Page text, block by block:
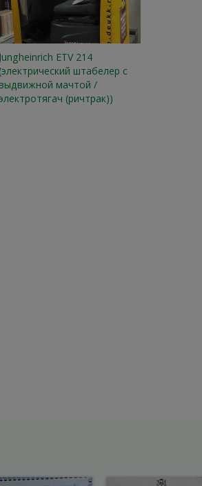
Jungheinrich ETV 214
(электрический штабелер с
мачтой /
(ричтрак))